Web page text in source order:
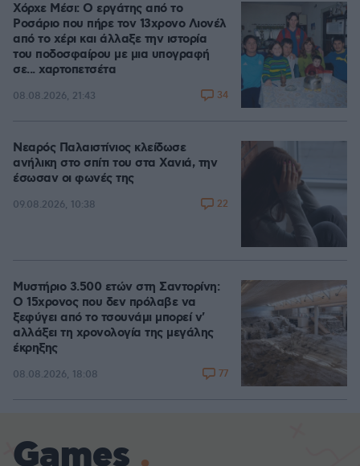
Χόρχε Μέσι: Ο εργάτης από το
Ροσάριο που πήρε τον 13χρονο Λιονέλ
από το χέρι και άλλαξε την ιστορία
του ποδοσφαίρου με μια υπογραφή
σε... χαρτοπετσέτα
08.08.2026, 21:43 34
Νεαρός Παλαιστίνιος κλείδωσε
ανήλικη στο σπίτι του στα Χανιά, την
έσωσαν οι φωνές της
09.08.2026, 10:38 22
Μυστήριο 3.500 ετών στη Σαντορίνη:
Ο 15χρονος που δεν πρόλαβε να
ξεφύγει από το τσουνάμι μπορεί ν'
αλλάξει τη χρονολογία της μεγάλης
έκρηξης
08.08.2026, 18:08 77